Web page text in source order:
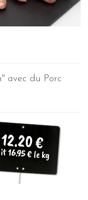
avec du Porc
12.20 €
16.95 € le kg